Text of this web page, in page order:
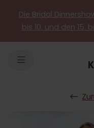
Die Bridal
bis 10. und den 15.